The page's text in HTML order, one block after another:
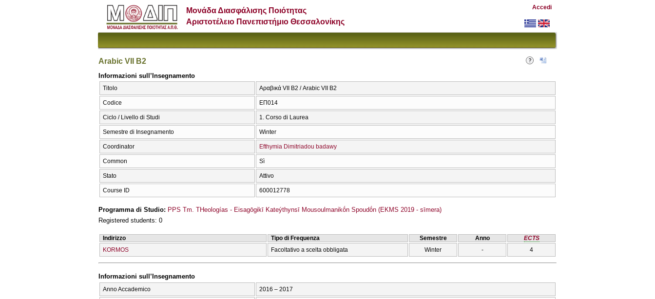
Μονάδα Διασφάλισης Ποιότητας
Αριστοτέλειο Πανεπιστήμιο Θεσσαλονίκης
Accedi
Arabic VΙΙ Β2
Informazioni sull’Insegnamento
Titolo Αραβικά VΙΙ Β2 / Arabic VΙΙ Β2
Codice ΕΠ014
Ciclo / Livello di Studi 1. Corso di Laurea
Semestre di Insegnamento Winter
Coordinator Efthymia Dimitriadou badawy
Common Sì
Stato Attivo
Course ID 600012778
Programma di Studio: PPS Tm. THeologías - Eisagōgikī Kateýthynsī Mousoulmanikṓn Spoudṓn (EKMS 2019 - sīmera)
Registered students: 0
Indirizzo Tipo di Frequenza Semestre Anno
ECTS
KORMOS
Facoltativo a scelta obbligata Winter - 4
Informazioni sull’Insegnamento
Anno Accademico 2016 – 2017